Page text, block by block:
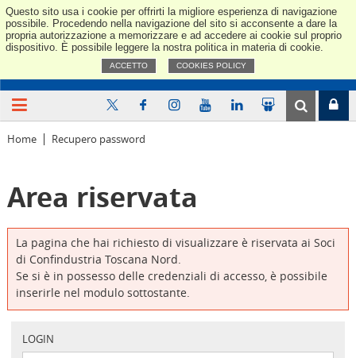
Questo sito usa i cookie per offrirti la migliore esperienza di navigazione
possibile. Procedendo nella navigazione del sito si acconsente a dare la
propria autorizzazione a memorizzare e ad accedere ai cookie sul proprio
dispositivo. È possibile leggere la nostra politica in materia di cookie.
ACCETTO COOKIES POLICY
Home Recupero password
Area riservata
La pagina che hai richiesto di visualizzare è riservata ai Soci
di Confindustria Toscana Nord.
Se si è in possesso delle credenziali di accesso, è possibile
inserirle nel modulo sottostante.
LOGIN